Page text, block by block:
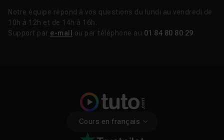
Notre équipe répond à vos questions du lundi au vendredi de
10h à 12h et de 14h à 16h.
Support par e-mail ou par téléphone au 01 84 80 80 29
Cours en français